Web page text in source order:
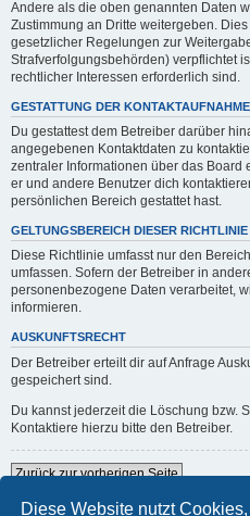
Diese Website nutzt
Andere als die oben genannten Daten
Zustimmung an Dritte weitergeben.
gesetzlicher Regelungen zur
Strafverfolgungsbehörden) verpflichtet
rechtlicher Interessen erforderlich sind.
GESTATTUNG DER KONTAKTAUFNAHME
Du gestattest dem Betreiber darüber
angegebenen Kontaktdaten zu
zentraler Informationen über das Board
er und andere Benutzer dich
persönlichen Bereich gestattet hast.
GELTUNGSBEREICH DIESER RICHTLINIE
Diese Richtlinie umfasst nur den
umfassen. Sofern der Betreiber in
personenbezogene Daten verarbeitet,
informieren.
AUSKUNFTSRECHT
Der Betreiber erteilt dir auf Anfrage
gespeichert sind.
Du kannst jederzeit die Löschung bzw.
Kontaktiere hierzu bitte den Betreiber.
Zurück zur vorherigen Seite